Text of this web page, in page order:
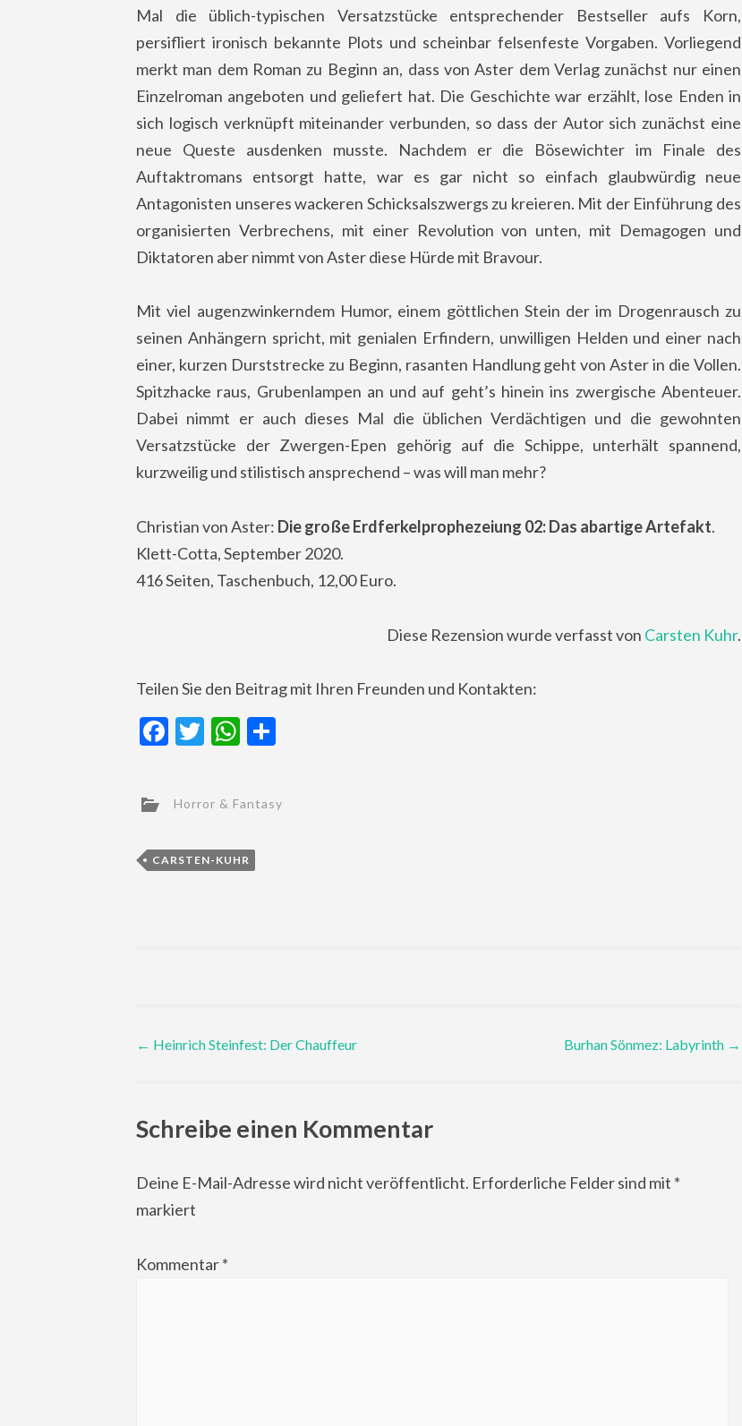
Mal die üblich-typischen Versatzstücke entsprechender Bestseller aufs Korn,
persifliert ironisch bekannte Plots und scheinbar felsenfeste Vorgaben. Vorliegend
merkt man dem Roman zu Beginn an, dass von Aster dem Verlag zunächst nur einen
Einzelroman angeboten und geliefert hat. Die Geschichte war erzählt, lose Enden in
sich logisch verknüpft miteinander verbunden, so dass der Autor sich zunächst eine
neue Queste ausdenken musste. Nachdem er die Bösewichter im Finale des
Auftaktromans entsorgt hatte, war es gar nicht so einfach glaubwürdig neue
Antagonisten unseres wackeren Schicksalszwergs zu kreieren. Mit der Einführung des
organisierten Verbrechens, mit einer Revolution von unten, mit Demagogen und
Diktatoren aber nimmt von Aster diese Hürde mit Bravour.
Mit viel augenzwinkerndem Humor, einem göttlichen Stein der im Drogenrausch zu
seinen Anhängern spricht, mit genialen Erfindern, unwilligen Helden und einer nach
einer, kurzen Durststrecke zu Beginn, rasanten Handlung geht von Aster in die Vollen.
Spitzhacke raus, Grubenlampen an und auf geht’s hinein ins zwergische Abenteuer.
Dabei nimmt er auch dieses Mal die üblichen Verdächtigen und die gewohnten
Versatzstücke der Zwergen-Epen gehörig auf die Schippe, unterhält spannend,
kurzweilig und stilistisch ansprechend – was will man mehr?
Christian von Aster: Die große Erdferkelprophezeiung 02: Das abartige Artefakt.
Klett-Cotta, September 2020.
416 Seiten, Taschenbuch, 12,00 Euro.
Diese Rezension wurde verfasst von Carsten Kuhr.
Teilen Sie den Beitrag mit Ihren Freunden und Kontakten:
Facebook
TwitterWhatsApp
Horror & Fantasy
CARSTEN-KUHR
Post
← Heinrich Steinfest: Der Chauffeur Burhan Sönmez: Labyrinth →
Schreibe einen Kommentar
Deine E-Mail-Adresse wird nicht veröffentlicht. Erforderliche Felder sind mit *
markiert
Kommentar*